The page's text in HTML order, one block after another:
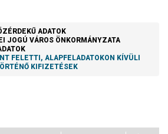
ADATOK
JOGÚ VÁROS ÖNKORMÁNYZATA
FELETTI, ALAPFELADATOKON KÍVÜLI
KIFIZETÉSEK